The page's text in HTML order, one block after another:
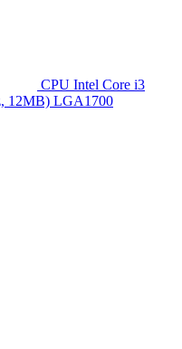
CPU Intel Core i3
12MB) LGA1700